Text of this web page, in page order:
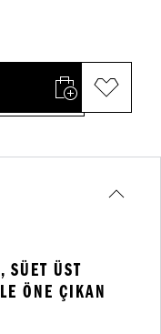
ÜST
ÖNE ÇIKAN